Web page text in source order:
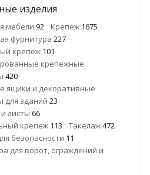
изделия
мебели 92 Крепеж 1675
фурнитура 227
крепеж 101
крепежные
420
ящики и декоративные
для зданий 23
листы 66
крепеж 113 Такелаж472
безопасности 11
для ворот, ограждений и